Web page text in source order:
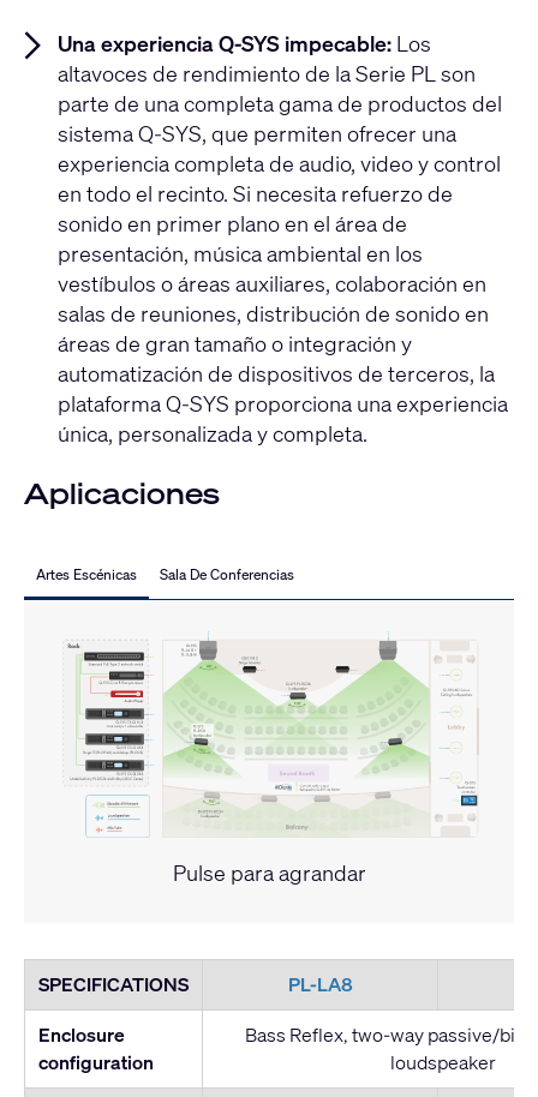
Una experiencia Q-SYS impecable: Los
altavoces de rendimiento de la Serie PL son
parte de una completa gama de productos del
sistema Q-SYS, que permiten ofrecer una
experiencia completa de audio, video y control
en todo el recinto. Si necesita refuerzo de
sonido en primer plano en el área de
presentación, música ambiental en los
vestíbulos o áreas auxiliares, colaboración en
salas de reuniones, distribución de sonido en
áreas de gran tamaño o integración y
automatización de dispositivos de terceros, la
plataforma Q-SYS proporciona una experiencia
única, personalizada y completa.
Aplicaciones
Artes Escénicas Sala De Conferencias
Pulse para agrandar
SPECIFICATIONS PL-LA8
Enclosure
configuration
Bass Reflex, two-way passive/bi-
loudspeaker